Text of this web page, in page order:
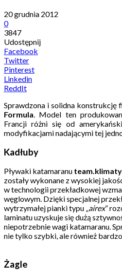
20 grudnia 2012
0
3847
Udostępnij
Facebook
Twitter
Pinterest
Linkedin
ReddIt
Sprawdzona i solidna konstrukcję
Formula. Model ten
Francji różni się od
modyfikacjami nadającymi tej
Kadłuby
Pływaki katamaranu
zostały wykonane z wysokiej
w technologii przekładkowej
węglowym. Dzięki specjalnej
wytrzymałej pianki typu „airex”
laminatu uzyskuje się dużą
niepotrzebnie wagi katamaranu.
nie tylko szybki, ale również
Żagle